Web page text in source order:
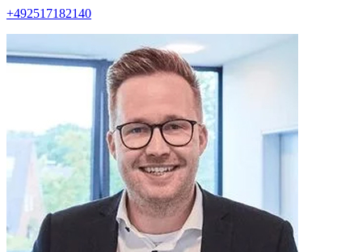
+492517182140